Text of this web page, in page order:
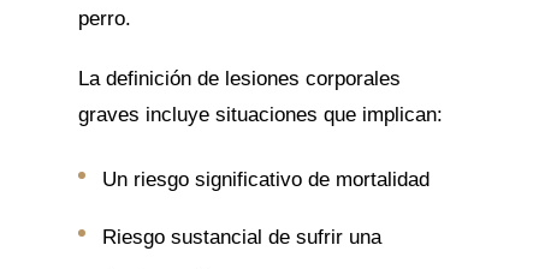
perro.
La definición de lesiones corporales
graves incluye situaciones que implican:
Un riesgo significativo de mortalidad
Riesgo sustancial de sufrir una